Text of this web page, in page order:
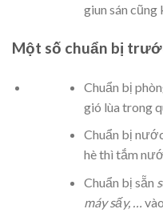
giun sán cũng
Một số chuẩn bị
Chuẩn bị
gió lùa trong
Chuẩn bị
hè thì tắm
Chuẩn bị sẵn
máy sấy, …